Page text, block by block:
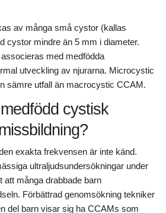
av många små cystor (kallas
cystor mindre än 5 mm i diameter.
med medfödda
utveckling av njurarna. Microcystic
sämre utfall än macrocystic CCAM.
cystisk
exakta frekvensen är inte känd.
ultraljudsundersökningar under
att många drabbade barn
Förbättrad genomsökning tekniker
del barn visar sig ha CCAMs som